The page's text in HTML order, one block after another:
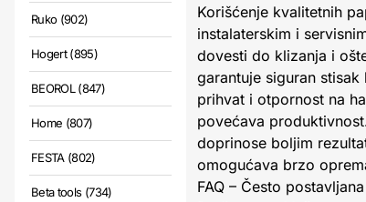
Ruko (902)
Hogert (895)
BEOROL (847)
Home (807)
FESTA (802)
Beta tools (734)
Korišćenje kvalitetnih
instalaterskim i
dovesti do klizanja i
garantuje siguran
prihvat i otpornost na
povećava
doprinose boljim
omogućava brzo
FAQ – Često